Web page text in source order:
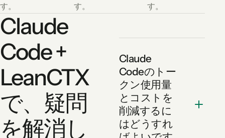
す。
す。
す。
Claude
Code +
LeanCTX
で、疑問
を解消し
Claude
Codeのトー
クン使用量
とコストを
削減するに
はどうすれ